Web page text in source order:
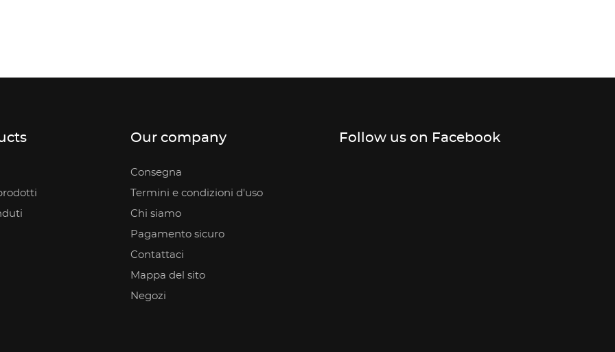
Our company
Consegna
Termini e condizioni d'uso
Chi siamo
Pagamento sicuro
Contattaci
Mappa del sito
Negozi
Follow us on Facebook